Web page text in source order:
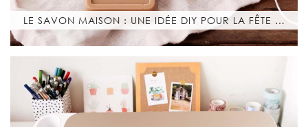
LE SAVON MAISON : UNE IDÉE DIY POUR LA FÊTE …